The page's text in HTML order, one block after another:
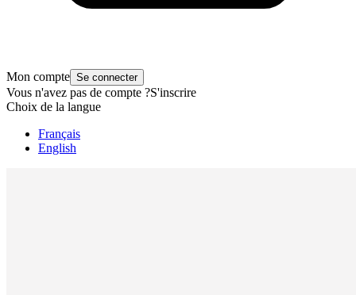
Mon compte Se connecter
Vous n'avez pas de compte ?S'inscrire
Choix de la langue
Français
English